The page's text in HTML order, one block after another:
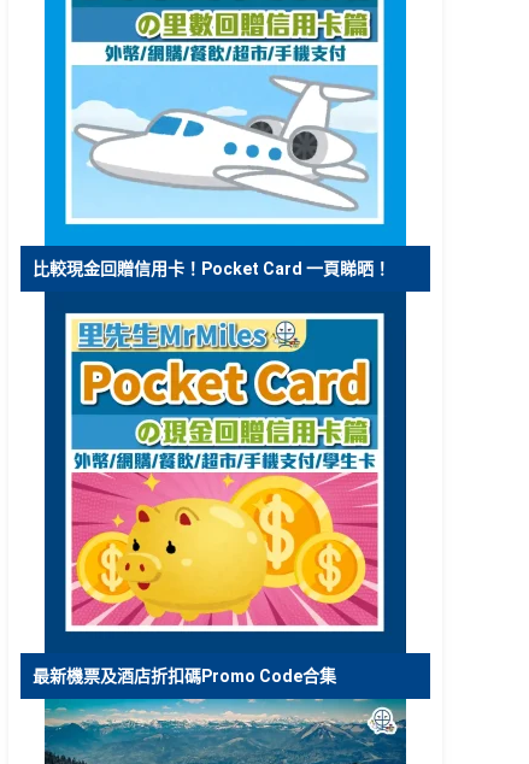
比較現金回贈信用卡！Pocket Card 一頁睇晒！
最新機票及酒店折扣碼Promo Code合集